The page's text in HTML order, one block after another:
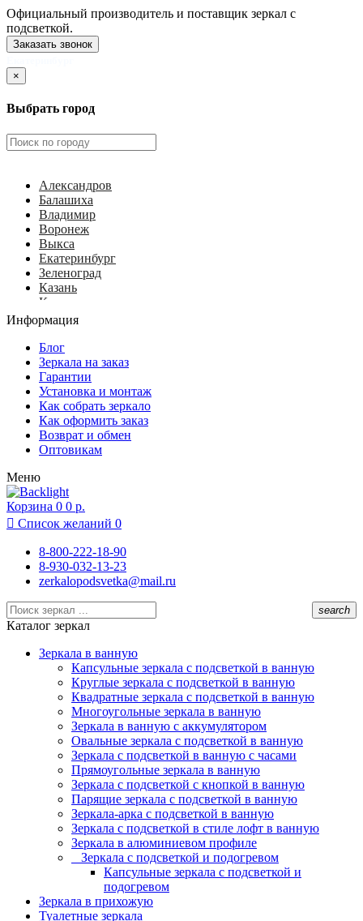
Официальный производитель и поставщик зеркал с
подсветкой.
Заказать звонок
×
Выбрать город
Александров
Балашиха
Владимир
Воронеж
Выкса
Екатеринбург
Зеленоград
Казань
Калуга
Ковров
Королёв
Красногорск
Курск
Липецк
Москва
Московский
Муром
Нижний Новгород
Новосибирск
Подольск
Раменское
Реутов
Ростов-на-Дону
Санкт-Петербург
Севастополь
Сочи
Тамбов
Тула
Чебоксары
Ярославль
Информация
Блог
Зеркала на заказ
Гарантии
Установка и монтаж
Как собрать зеркало
Как оформить заказ
Возврат и обмен
Оптовикам
Меню
Корзина 0 0 р.
 Список желаний 0
8-800-222-18-90
8-930-032-13-23
zerkalopodsvetka@mail.ru
search
Каталог зеркал
Зеркала в ванную
Капсульные зеркала с подсветкой в ванную
Круглые зеркала с подсветкой в ванную
Квадратные зеркала с подсветкой в ванную
Многоугольные зеркала в ванную
Зеркала в ванную с аккумулятором
Овальные зеркала с подсветкой в ванную
Зеркала с подсветкой в ванную с часами
Прямоугольные зеркала в ванную
Зеркала с подсветкой с кнопкой в ванную
Парящие зеркала с подсветкой в ванную
Зеркала-арка с подсветкой в ванную
Зеркала с подсветкой в стиле лофт в ванную
Зеркала в алюминиевом профиле
Зеркала с подсветкой и подогревом
Капсульные зеркала с подсветкой и
подогревом
Зеркала в прихожую
Туалетные зеркала